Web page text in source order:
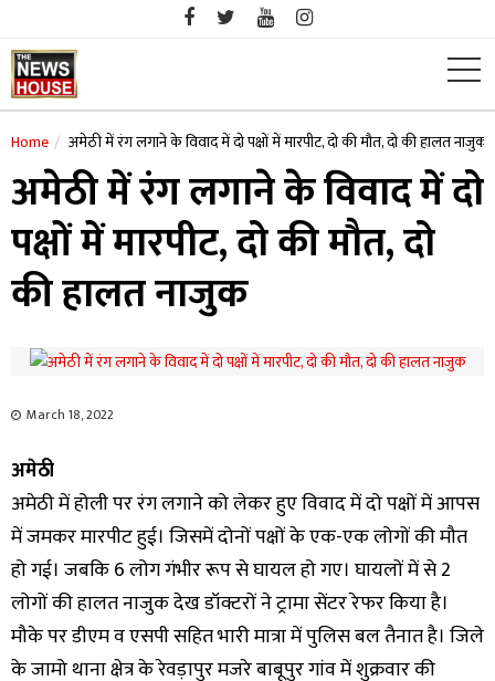
content
Home अमेठी में रंग लगाने के विवाद में दो पक्षों में मारपीट, दो की मौत, दो की हालत नाजुक
अमेठी में रंग लगाने के विवाद में दो
पक्षों में मारपीट, दो की मौत, दो
की हालत नाजुक
March 18, 2022
अमेठी
अमेठी में होली पर रंग लगाने को लेकर हुए विवाद में दो पक्षों में आपस
में जमकर मारपीट हुई। जिसमें दोनों पक्षों के एक-एक लोगों की मौत
हो गई। जबकि 6 लोग गंभीर रूप से घायल हो गए। घायलों में से 2
लोगों की हालत नाजुक देख डॉक्टरों ने ट्रामा सेंटर रेफर किया है।
मौके पर डीएम व एसपी सहित भारी मात्रा में पुलिस बल तैनात है। जिले
के जामो थाना क्षेत्र के रेवड़ापुर मजरे बाबूपुर गांव में शुक्रवार की